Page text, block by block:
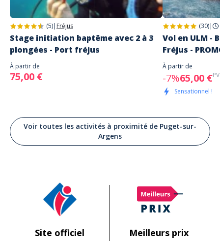
(5)| Fréjus
Stage initiation baptême avec 2 à 3
plongées - Port fréjus
À partir de
75,00 €
(30)|
Vol en ULM -
Fréjus -
À partir de
-7%65,00 €
Sensationnel !
Voir toutes les activités à proximité de Puget-sur-
Argens
Site officiel Meilleurs prix